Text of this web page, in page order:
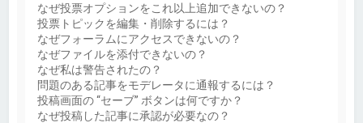
なぜ投票オプションをこれ以上追加できないの？
投票トピックを編集・削除するには？
なぜフォーラムにアクセスできないの？
なぜファイルを添付できないの？
なぜ私は警告されたの？
問題のある記事をモデレータに通報するには？
投稿画面の “セーブ” ボタンは何ですか？
なぜ投稿した記事に承認が必要なの？